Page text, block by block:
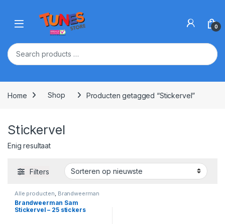
Open 0
Home Shop Producten getagged “Stickervel”
Stickervel
Enig resultaat
Filters
Alle producten, Brandweerman
Sam
Brandweerman Sam
Stickervel – 25 stickers